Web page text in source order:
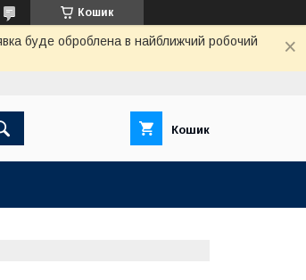
Кошик
буде оброблена в найближчий робочий
Кошик